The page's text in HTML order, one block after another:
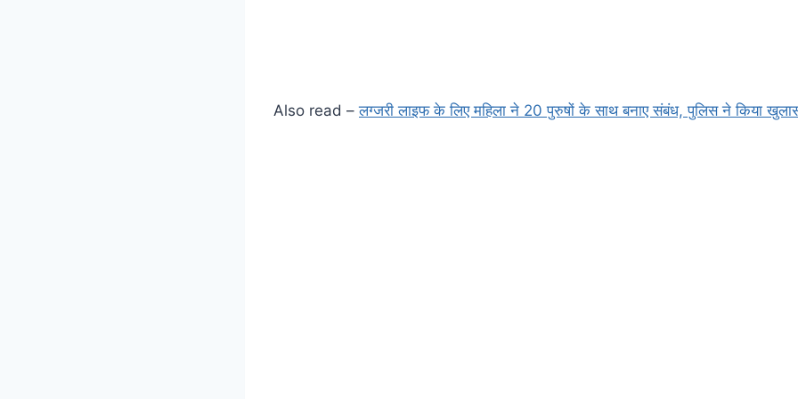
Also read –लग्जरी लाइफ के लिए महिला ने 20 पुरुषों के साथ बनाए संबंध, पुलिस ने किया